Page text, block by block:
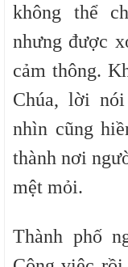
không thể
nhưng được
cảm thông.
Chúa, lời
nhìn cũng
thành nơi
mệt mỏi.
Thành phố